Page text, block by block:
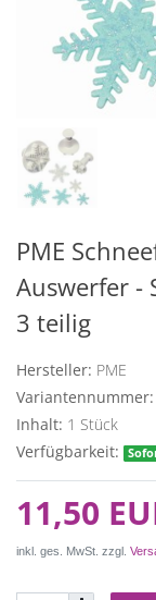
PME
Auswerfer -
3 teilig
Hersteller: PME
Variantennummer:
Inhalt: 1 Stück
Verfügbarkeit:
11,50
inkl. ges. MwSt. zzgl.